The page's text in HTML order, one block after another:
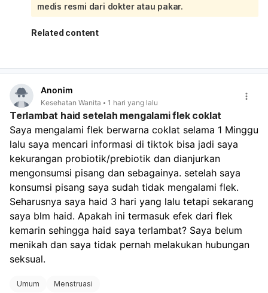
sangat mungkin dipengaruhi oleh perubahan hormon
akibat penghentian pil. Setelah stop pil KB, tubuh
memang bisa butuh waktu untuk menyesuaikan siklus
dalam beberapa hari, kemungkinan masih dalam batas
Jika darah sangat banyak, keluar gumpalan besar,
atau Anda sampai sangat lemas/pusing, perlu segera
diperiksa.
Jika ada kemungkinan hamil, tetap lakukan tes
kehamilan, karena berhenti pil KB dan hubungan tanpa
perlindungan tetap ada risiko hamil. Untuk memantau:
Catat tanggal mulai dan selesai perdarahan.
Perhatikan banyaknya darah, warna, dan apakah nyeri
makin berat.
Bila haid tidak teratur terus selama 2–3 bulan,
konsultasi ke dokter. Kalau keluhan kram dan lemas
cukup mengganggu, sebaiknya kontrol ke dokter
kandungan agar dipastikan apakah ini hanya efek
berhenti pil KB atau ada penyebab lain.
medis resmi dari dokter atau pakar.
Related content
Anonim
Kesehatan Wanita 1 hari yang lalu
Terlambat haid setelah mengalami flek coklat
Saya mengalami flek berwarna coklat selama 1 Minggu
lalu saya mencari informasi di tiktok bisa jadi saya
kekurangan probiotik/prebiotik dan dianjurkan
mengonsumsi pisang dan sebagainya. setelah saya
konsumsi pisang saya sudah tidak mengalami flek.
Seharusnya saya haid 3 hari yang lalu tetapi sekarang
saya blm haid. Apakah ini termasuk efek dari flek
kemarin sehingga haid saya terlambat? Saya belum
menikah dan saya tidak pernah melakukan hubungan
seksual.
Umum Menstruasi